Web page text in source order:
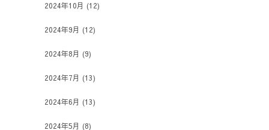
2024年10月 (12)
2024年9月 (12)
2024年8月 (9)
2024年7月 (13)
2024年6月 (13)
2024年5月 (8)